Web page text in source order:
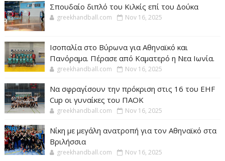
Σπουδαίο διπλό του Κιλκίς επί του Δούκα
greekhandball.com Nov 16, 2025
Ισοπαλία στο Βύρωνα για Αθηναϊκό και
Πανόραμα. Πέρασε από Καματερό η Νεα Ιωνία.
greekhandball.com Nov 16, 2025
Να σφραγίσουν την πρόκριση στις 16 του EHF
Cup οι γυναίκες του ΠΑΟΚ
greekhandball.com Nov 16, 2025
Νίκη με μεγάλη ανατροπή για τον Αθηναϊκό στα
Βριλήσσια
greekhandball.com Nov 16, 2025